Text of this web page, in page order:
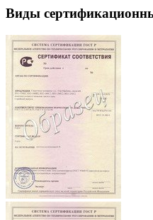
Виды